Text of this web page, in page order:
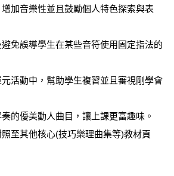
加音樂性並且鼓勵個人特色探索與表
免誤導學生在某些音符使用固定指法的
活動中，幫助學生複習並且審視剛學會
的優美動人曲目，讓上課更富趣味。
至其他核心(技巧樂理曲集等)教材頁